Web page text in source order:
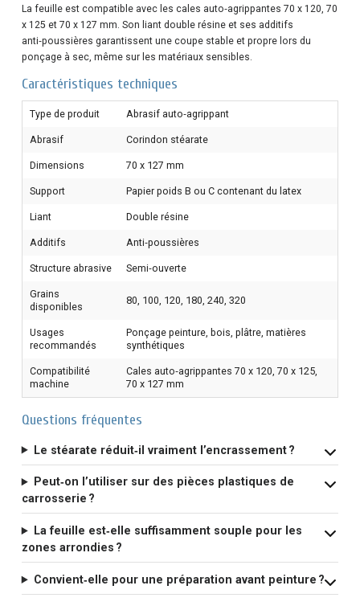
La feuille est compatible avec les cales auto‑agrippantes 70 x 120, 70
x 125 et 70 x 127 mm. Son liant double résine et ses additifs
anti‑poussières garantissent une coupe stable et propre lors du
ponçage à sec, même sur les matériaux sensibles.
Caractéristiques techniques
Type de produit Abrasif auto‑agrippant
Abrasif Corindon stéarate
Dimensions 70 x 127 mm
Support Papier poids B ou C contenant du latex
Liant Double résine
Additifs Anti‑poussières
Structure abrasive Semi‑ouverte
Grains
disponibles
80, 100, 120, 180, 240, 320
Usages
recommandés
Ponçage peinture, bois, plâtre, matières
synthétiques
Compatibilité
machine
Cales auto‑agrippantes 70 x 120, 70 x 125,
70 x 127 mm
Questions fréquentes
Le stéarate réduit‑il vraiment l’encrassement ?
Peut‑on l’utiliser sur des pièces plastiques de
carrosserie ?
La feuille est‑elle suffisamment souple pour les
zones arrondies ?
Convient‑elle pour une préparation avant peinture ?